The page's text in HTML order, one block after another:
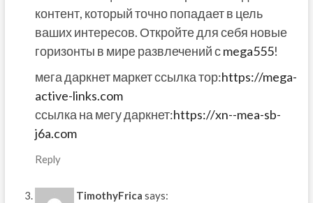
контент, который точно попадает в цель
ваших интересов. Откройте для себя новые
горизонты в мире развлечений сmega555!
мега даркнет маркет ссылка тор:https://mega-
active-links.com
ссылка на мегу даркнет:https://xn--mea-sb-
j6a.com
Reply
TimothyFrica says: